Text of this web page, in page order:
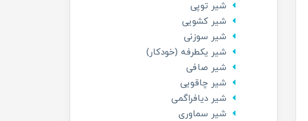
شیر توپی
شیر کشویی
شیر سوزنی
شیر یکطرفه (خودکار)
شیر صافی
شیر چاقویی
شیر دیافراگمی
شیر سماوری